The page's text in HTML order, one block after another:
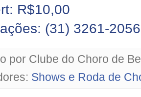
R$10,00
(31) 3261-2056
por Clube do Choro de
Shows e Roda de